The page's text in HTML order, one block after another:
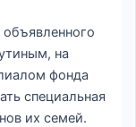
на
фонда
специальная
их семей.